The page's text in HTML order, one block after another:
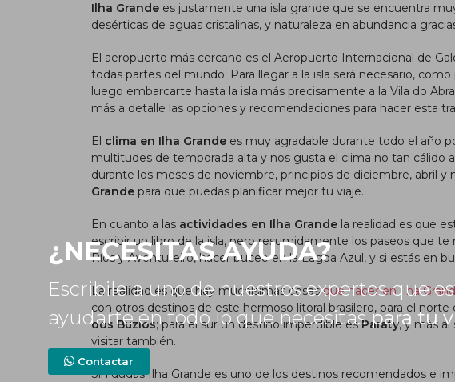
Ilha Grande es justamente una isla grande que se encuentra
desérticas de aguas cristalinas, y naturaleza en abundancia
El aeropuerto más cercano es el Aeropuerto Internacional de
todas partes del mundo. Para llegar a la isla será necesario,
luego embarcarte hasta la isla más precisamente a la Vila do
más a detalle las opciones y recomendaciones para hacer esta
El clima en Ilha Grande es muy agradable durante todo el año
multitudes de temporada alta y nos gusta el clima no tan cálido
durante los meses de noviembre, principios de diciembre, abril y
Grande para que puedas planificar mejor tu viaje.
En cuanto a las actividades en Ilha Grande la realidad es que
escribir un libro de la isla, pero resumidamente los paseos que
Ríos y Aventureiro, hacer buceo en la Lagoa Azul, y si estás en
La realidad es que hay muchísimas cosasque hacer en Ilha
con otros destinos de este hermoso litoral brasilero, para el
dos Buzios; para el sur un destino imperdible esParaty, y más
visitar también.
Sin dudas Ilha Grande es uno de los destinos recomendados e
¿NECESITAS AYUDA?
Escribile a uno de nuestros expertos que
ayudarte en todo lo que necesitaspara tu
Contactar